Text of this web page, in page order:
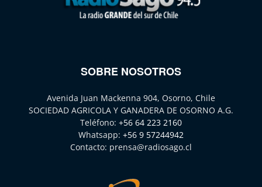
SOBRE NOSOTROS
Avenida Juan Mackenna 904, Osorno, Chile
SOCIEDAD AGRICOLA Y GANADERA DE OSORNO A.G.
Teléfono: +56 64 223 2160
Whatsapp: +56 9 57244942
Contacto: prensa@radiosago.cl